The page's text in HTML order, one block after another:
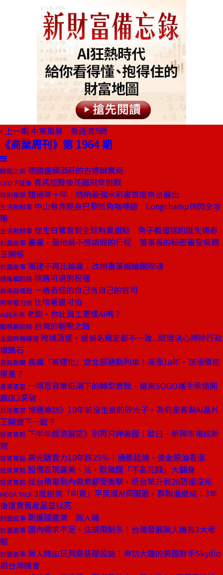
上一期 中東風暴 新經濟5問
《商業周刊》第 1964 期
開瓶之前 德國盡頭酒莊的古德爾驚奇
CEO下班後 喜馬拉雅後花園飛傘挑戰
特別報導 錯過等十年！透納最強水彩畫首度來台展出
生活新鮮事 中山巷弄變身巴黎街角咖啡館 Longchamp快閃全攻
略
生活新鮮事 從生日驚喜到全球熱賣甜點 魚子醬蛋糕的誕生傳奇
封面故事 畫畫，是他最不想請假的行程 董事長的秘密畫室每週
五開張
封面故事 團建不再比輸贏！改用畫筆描繪團隊魂
總編輯的話 無路可退的祝福
商場自慢塾 一樁奇怪的自己告自己的官司
阿榮看台商 比壞帳還可怕
AI超未來 老闆，你比員工更懂AI嗎？
服務最前線 台灣的朝聖之路
金融時報精選 跨境清運，連簽名規定都不一致...歐盟決心掃除行政
擋路石
焦點新聞 高鐵「客運化」變北部通勤列車！凍漲18年，該漲價控
運量？
產業風雲 一場百貨業低潮下的轉型實驗，遠東SOGO攜手承億開
飯店2突破
科技風雲 博通專訪》10年前沒生意的矽光子，為何是客製AI晶片
王關鍵下一戰？
投資焦點 下半年經濟展望》別再只押美國！歐日、新興市場成新
寵
投資焦點 美元購買力10年跌25％！通膨延燒、黃金原油看漲
投資焦點 股債表現贏美、法，歐豬國「不亂花錢」大翻身
投資焦點 從台積電到內需業都受衝擊，新台幣升到28恐還沒完
MEGA TALK 3度創業「叫賣」平民版AI伺服器，群聯潘健成：3年
後還賣舊產品是找死
封面故事 新護國產業 無人機
封面故事 國內需求不足、法規限制多！台灣發展無人機有3大考
驗
封面故事 無人機由玩具變基礎設施！專訪大疆的美國對手Skydio
揭台灣機會